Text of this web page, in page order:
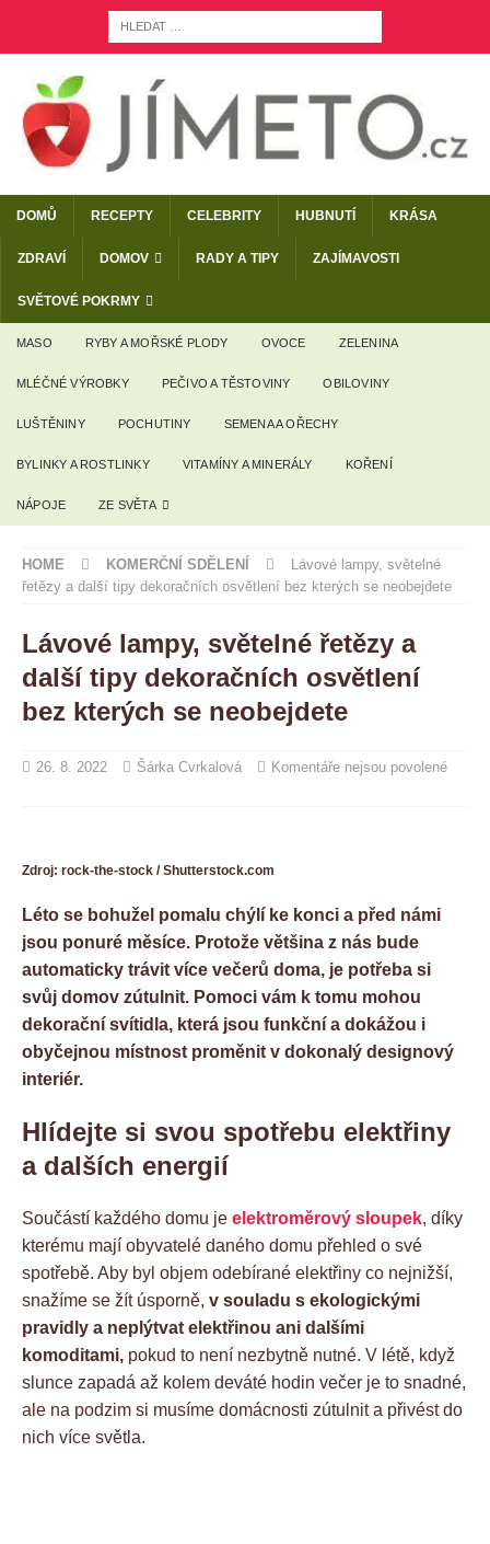
DOMŮ RECEPTY CELEBRITY HUBNUTÍ KRÁSA
ZDRAVÍ DOMOV RADY A TIPY ZAJÍMAVOSTI
SVĚTOVÉ POKRMY
MASO RYBY A MOŘSKÉ PLODY OVOCE ZELENINA
MLÉČNÉ VÝROBKY PEČIVO A TĚSTOVINY OBILOVINY
LUŠTĚNINY POCHUTINY SEMENA A OŘECHY
BYLINKY A ROSTLINKY VITAMÍNY A MINERÁLY KOŘENÍ
NÁPOJE ZE SVĚTA
HOME KOMERČNÍ SDĚLENÍ
Lávové lampy, světelné
řetězy a další tipy dekoračních osvětlení bez kterých se neobejdete
Lávové lampy, světelné řetězy a
další tipy dekoračních osvětlení
bez kterých se neobejdete
26. 8. 2022 Šárka Cvrkalová Komentáře nejsou povolené
Zdroj: rock-the-stock / Shutterstock.com
Léto se bohužel pomalu chýlí ke konci a před námi
jsou ponuré měsíce. Protože většina z nás bude
automaticky trávit více večerů doma, je potřeba si
svůj domov zútulnit. Pomoci vám k tomu mohou
dekorační svítidla, která jsou funkční a dokážou i
obyčejnou místnost proměnit v dokonalý designový
interiér.
Hlídejte si svou spotřebu elektřiny
a dalších energií
Součástí každého domu je elektroměrový sloupek, díky
kterému mají obyvatelé daného domu přehled o své
spotřebě. Aby byl objem odebírané elektřiny co nejnižší,
snažíme se žít úsporně, v souladu s ekologickými
pravidly a neplýtvat elektřinou ani dalšími
komoditami, pokud to není nezbytně nutné. V létě, když
slunce zapadá až kolem deváté hodin večer je to snadné,
ale na podzim si musíme domácnosti zútulnit a přivést do
nich více světla.